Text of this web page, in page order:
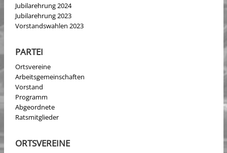
Jubilarehrung 2024
Jubilarehrung 2023
Vorstandswahlen 2023
PARTEI
Ortsvereine
Arbeitsgemeinschaften
Vorstand
Programm
Abgeordnete
Ratsmitglieder
ORTSVEREINE